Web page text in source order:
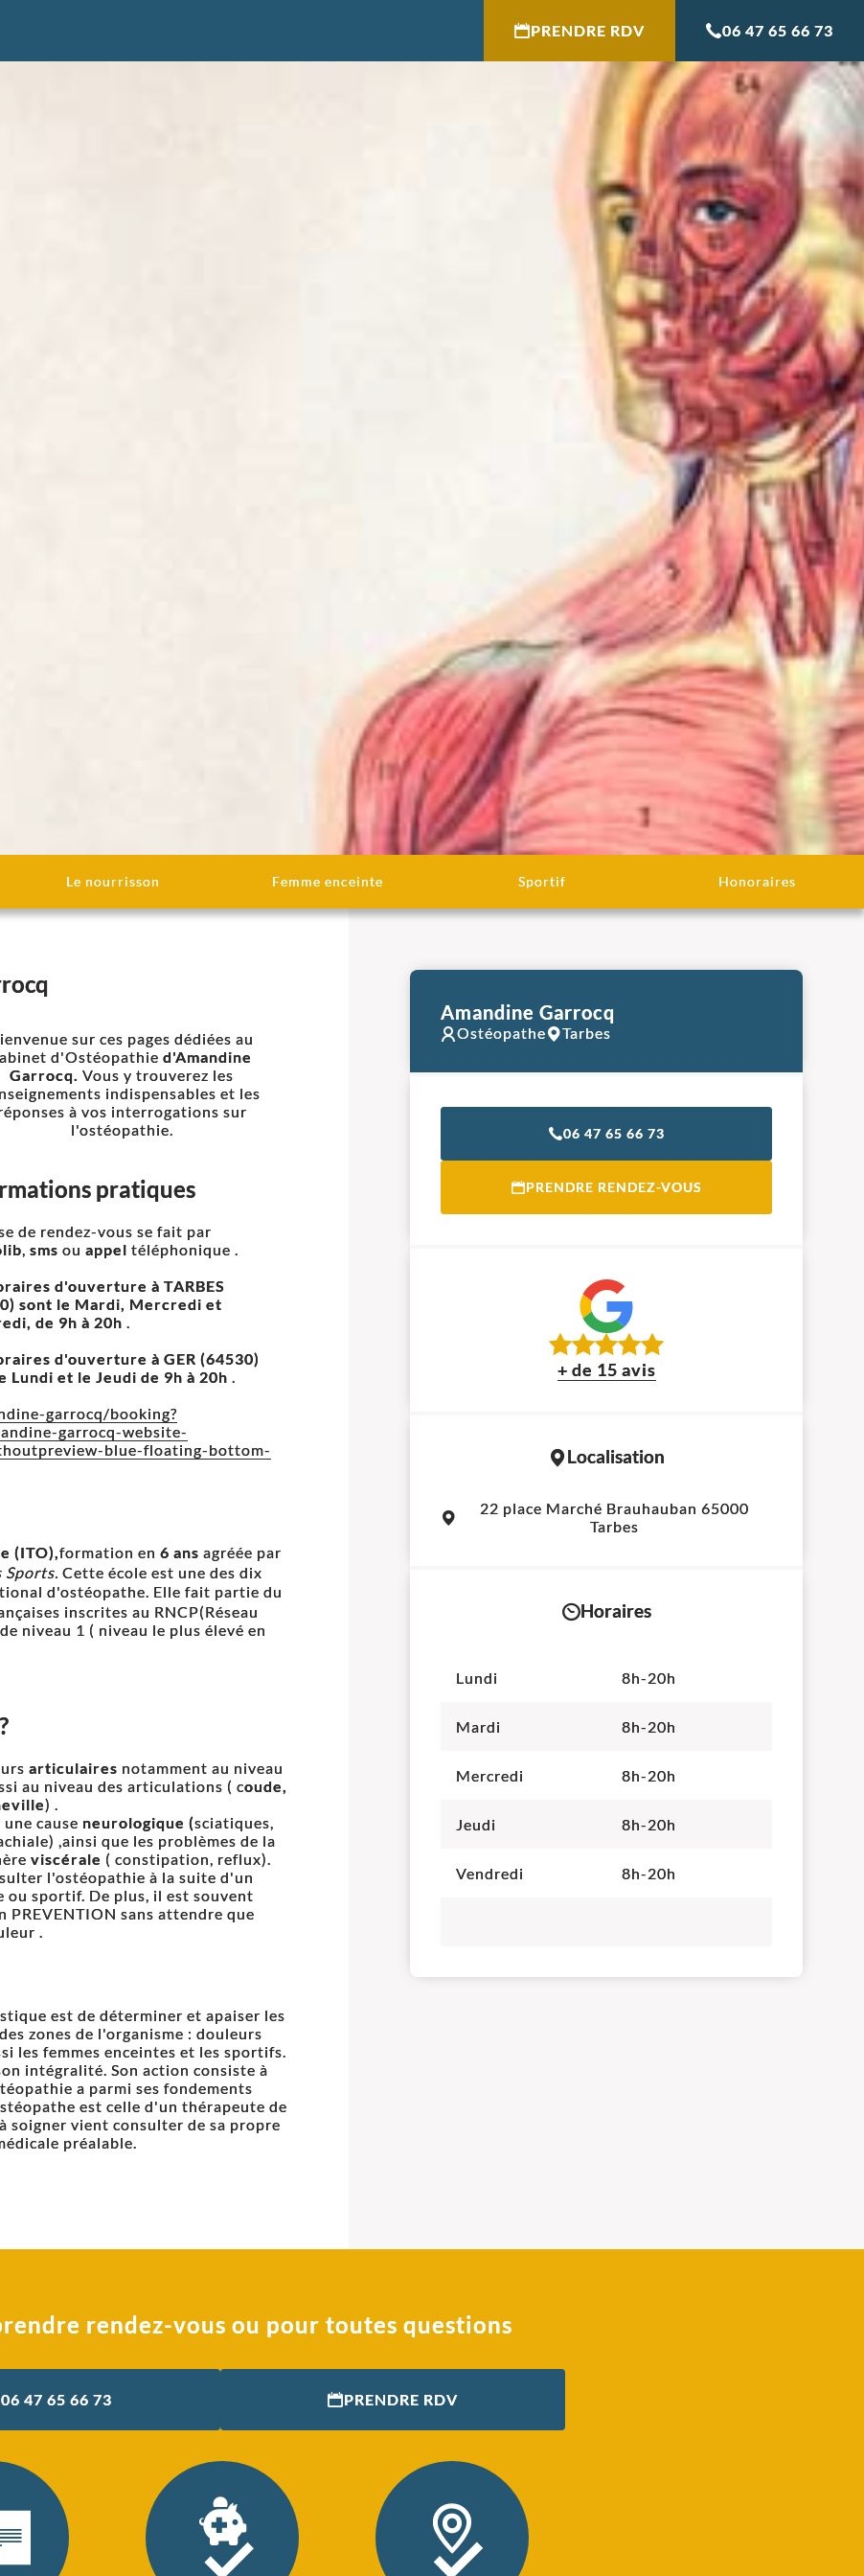
PRENDRE RDV 06 47 65 66 73
Le nourrisson Femme enceinte Sportif Honoraires
sur ces pages dédiées au
d'Ostéopathie d'Amandine
Garrocq.Vous y trouverez les
indispensables et les
à vos interrogations sur
l'ostéopathie.
pratiques
de rendez-vous se fait par
, sms ou appel téléphonique .
d'ouverture à TARBES
sont le Mardi, Mercredi et
de 9h à 20h .
d'ouverture à GER (64530)
Lundi et le Jeudi de 9h à 20h .
garrocq/booking?
garrocq-website-
blue-floating-bottom-
(ITO),formation en 6 ans agréée par
Sports. Cette école est une des dix
d'ostéopathe. Elle fait partie du
inscrites au RNCP(Réseau
niveau 1 ( niveau le plus élevé en
articulaires notamment au niveau
au niveau des articulations ( coude,
) .
cause neurologique (sciatiques,
,ainsi que les problèmes de la
viscérale ( constipation, reflux).
l'ostéopathie à la suite d'un
ou sportif. De plus, il est souvent
sans attendre que
.
est de déterminer et apaiser les
zones de l'organisme : douleurs
les femmes enceintes et les sportifs.
intégralité. Son action consiste à
a parmi ses fondements
est celle d'un thérapeute de
soigner vient consulter de sa propre
préalable.
Amandine Garrocq
Ostéopathe Tarbes
06 47 65 66 73
PRENDRE RENDEZ-VOUS
+ de 15 avis
Localisation
22 place Marché Brauhauban 65000
Tarbes
Horaires
Lundi 8h-20h
Mardi 8h-20h
Mercredi 8h-20h
Jeudi 8h-20h
Vendredi 8h-20h
rendez-vous ou pour toutes questions
06 47 65 66 73 PRENDRE RDV